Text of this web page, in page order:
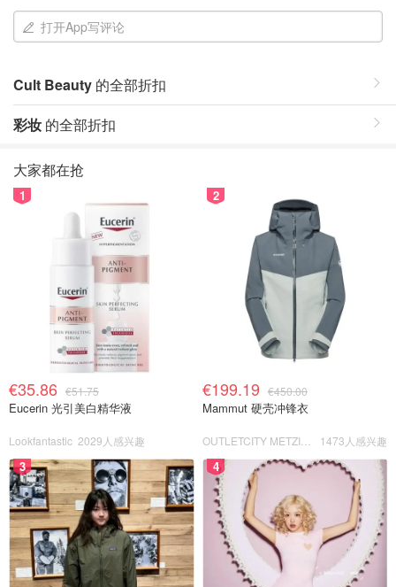
打开App写评论
Cult Beauty 的全部折扣
彩妆 的全部折扣
大家都在抢
1
€35.86 €51.75
Eucerin 光引美白精华液
Lookfantastic 2029人感兴趣
2
€199.19 €450.00
Mammut 硬壳冲锋衣
1473人感兴趣
3 4